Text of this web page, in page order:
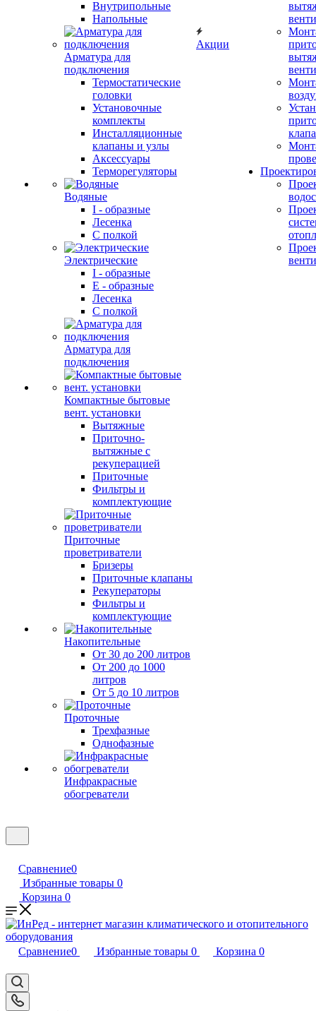
Внутрипольные
Напольные
Арматура для
подключения
Термостатические
головки
Установочные
комплекты
Инсталляционные
клапаны и узлы
Аксессуары
Терморегуляторы
Водяные
I - образные
Лесенка
С полкой
Электрические
I - образные
E - образные
Лесенка
С полкой
Арматура для
подключения
Компактные бытовые
вент. установки
Вытяжные
Приточно-
вытяжные с
рекуперацией
Приточные
Фильтры и
комплектующие
Приточные
проветриватели
Бризеры
Приточные клапаны
Рекуператоры
Фильтры и
комплектующие
Накопительные
От 30 до 200 литров
От 200 до 1000
литров
От 5 до 10 литров
Проточные
Трехфазные
Однофазные
Инфракрасные
обогреватели
Акции
Сравнение0
Избранные товары 0
Корзина 0
Сравнение0 Избранные товары 0 Корзина 0